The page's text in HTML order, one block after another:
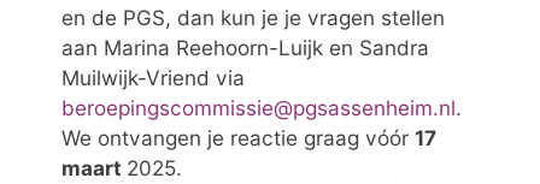
en de PGS, dan kun je je vragen stellen
aan Marina Reehoorn-Luijk en Sandra
Muilwijk-Vriend via
beroepingscommissie@pgsassenheim.nl.
We ontvangen je reactie graag vóór 17
maart 2025.